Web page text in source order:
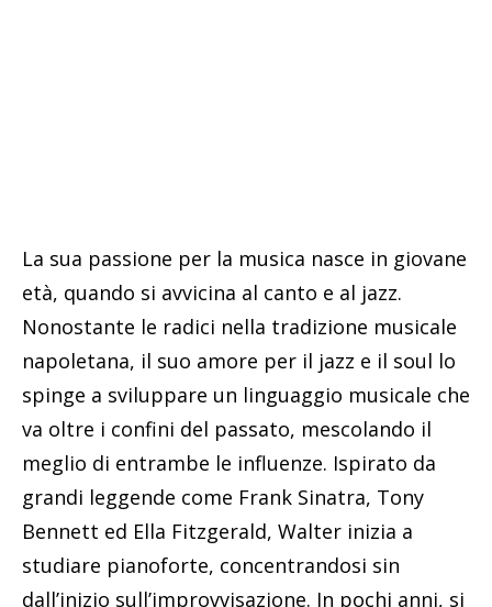
La sua passione per la musica nasce in giovane
età, quando si avvicina al canto e al jazz.
Nonostante le radici nella tradizione musicale
napoletana, il suo amore per il jazz e il soul lo
spinge a sviluppare un linguaggio musicale che
va oltre i confini del passato, mescolando il
meglio di entrambe le influenze. Ispirato da
grandi leggende come Frank Sinatra, Tony
Bennett ed Ella Fitzgerald, Walter inizia a
studiare pianoforte, concentrandosi sin
dall’inizio sull’improvvisazione. In pochi anni, si